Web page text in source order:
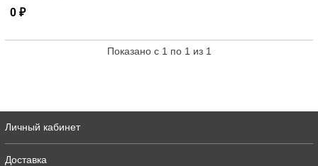
0 ₽
Показано с 1 по 1 из 1
Личный кабинет
Доставка